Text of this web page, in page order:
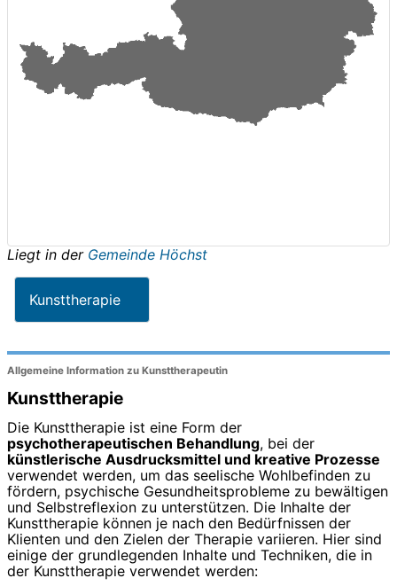
Liegt in der Gemeinde Höchst
Kunsttherapie
Allgemeine Information zu Kunsttherapeutin
Kunsttherapie
Die Kunsttherapie ist eine Form der
psychotherapeutischen Behandlung, bei der
künstlerische Ausdrucksmittel und kreative Prozesse
verwendet werden, um das seelische Wohlbefinden zu
fördern, psychische Gesundheitsprobleme zu bewältigen
und Selbstreflexion zu unterstützen. Die Inhalte der
Kunsttherapie können je nach den Bedürfnissen der
Klienten und den Zielen der Therapie variieren. Hier sind
einige der grundlegenden Inhalte und Techniken, die in
der Kunsttherapie verwendet werden: